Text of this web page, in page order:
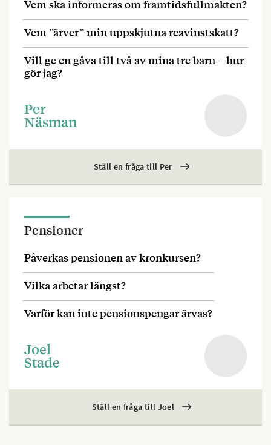
Vem ska informeras om framtidsfullmakten?
Vem ”ärver” min uppskjutna reavinstskatt?
Vill ge en gåva till två av mina tre barn – hur
gör jag?
Per
Näsman
Ställ en fråga till Per
Pensioner
Påverkas pensionen av kronkursen?
Vilka arbetar längst?
Varför kan inte pensionspengar ärvas?
Joel
Stade
Ställ en fråga till Joel